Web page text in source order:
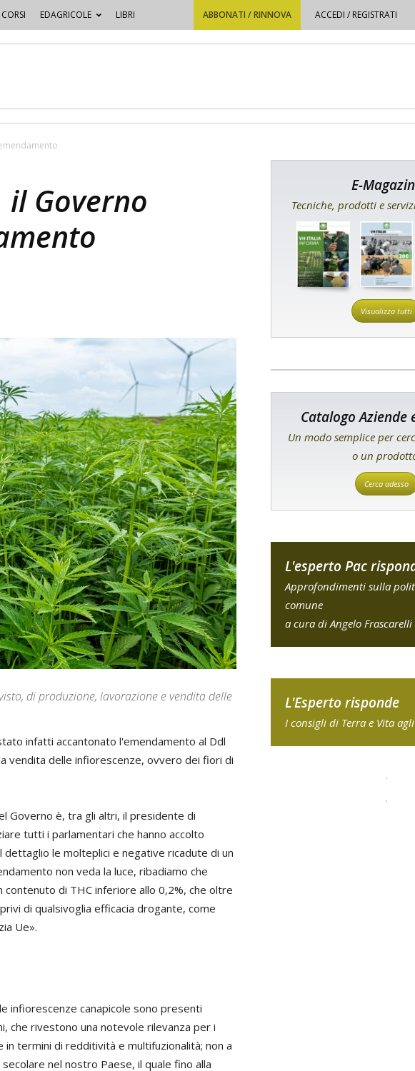
CORSI EDAGRICOLE LIBRI ABBONATI / RINNOVA ACCEDI / REGISTRATI
Governo
di produzione, lavorazione e vendita delle
infatti accantonato l'emendamento al Ddl
vendita delle infiorescenze, ovvero dei fiori di
Governo è, tra gli altri, il presidente di
tutti i parlamentari che hanno accolto
dettaglio le molteplici e negative ricadute di un
non veda la luce, ribadiamo che
di THC inferiore allo 0,2%, che oltre
di qualsivoglia efficacia drogante, come
Ue».
infiorescenze canapicole sono presenti
che rivestono una notevole rilevanza per i
termini di redditività e multifuzionalità; non a
nel nostro Paese, il quale fino alla
E-
Tecniche, prodotti e
Visualizza tutti
Catalogo Aziende
Un modo semplice per
o un
Cerca adesso
L'esperto Pac
Approfondimenti sulla
comune
a cura di Angelo Frascarelli
L'Esperto risponde
I consigli di Terra e Vita